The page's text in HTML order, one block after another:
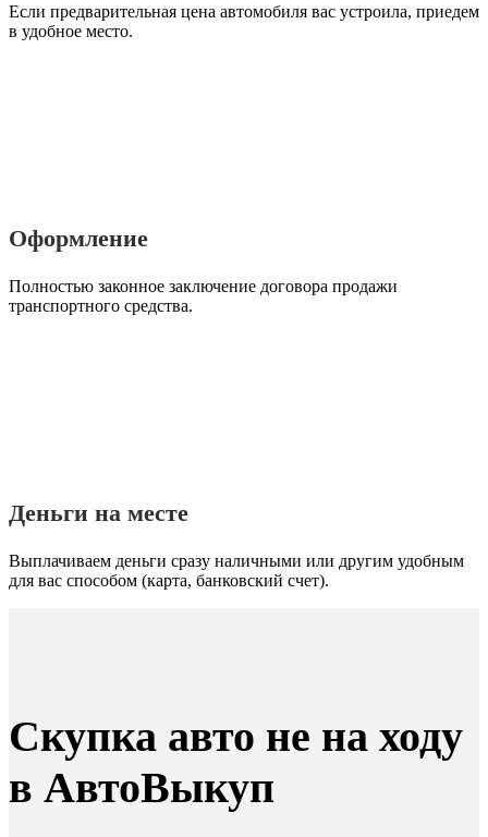
Если предварительная цена автомобиля вас устроила, приедем
в удобное место.
Оформление
Полностью законное заключение договора продажи
транспортного средства.
Деньги на месте
Выплачиваем деньги сразу наличными или другим удобным
для вас способом (карта, банковский счет).
Скупка авто не на ходу
в АвтоВыкуп